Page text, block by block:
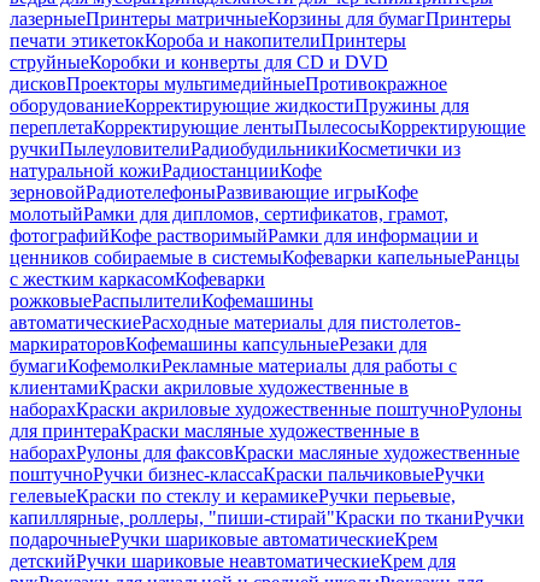
лазерныеПринтеры матричныеКорзины для бумагПринтеры
печати этикетокКороба и накопителиПринтеры
струйныеКоробки и конверты для CD и DVD
дисковПроекторы мультимедийныеПротивокражное
оборудованиеКорректирующие жидкостиПружины для
переплетаКорректирующие лентыПылесосыКорректирующие
ручкиПылеуловителиРадиобудильникиКосметички из
натуральной кожиРадиостанцииКофе
зерновойРадиотелефоныРазвивающие игрыКофе
молотыйРамки для дипломов, сертификатов, грамот,
фотографийКофе растворимыйРамки для информации и
ценников собираемые в системыКофеварки капельныеРанцы
с жестким каркасомКофеварки
рожковыеРаспылителиКофемашины
автоматическиеРасходные материалы для пистолетов-
маркираторовКофемашины капсульныеРезаки для
бумагиКофемолкиРекламные материалы для работы с
клиентамиКраски акриловые художественные в
наборахКраски акриловые художественные поштучноРулоны
для принтераКраски масляные художественные в
наборахРулоны для факсовКраски масляные художественные
поштучноРучки бизнес-классаКраски пальчиковыеРучки
гелевыеКраски по стеклу и керамикеРучки перьевые,
капиллярные, роллеры, "пиши-стирай"Краски по тканиРучки
подарочныеРучки шариковые автоматическиеКрем
детскийРучки шариковые неавтоматическиеКрем для